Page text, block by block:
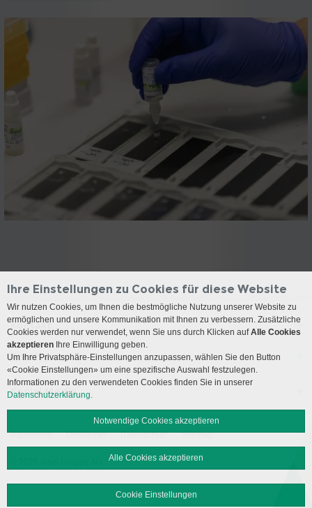
Kontakt
Anreise
Social Media
Impressum Disclaimer Datenschutz Sitemap
Ihre Einstellungen zu Cookies für diese Website
Wir nutzen Cookies, um Ihnen die bestmögliche Nutzung unserer Website zu
ermöglichen und unsere Kommunikation mit Ihnen zu verbessern. Zusätzliche
Cookies werden nur verwendet, wenn Sie uns durch Klicken aufAlle Cookies
akzeptieren Ihre Einwilligung geben.
Um Ihre Privatsphäre-Einstellungen anzupassen, wählen Sie den Button
«Cookie Einstellungen» um eine spezifische Auswahl festzulegen.
Informationen zu den verwendeten Cookies finden Sie in unserer
Datenschutzerklärung.
Notwendige Cookies akzeptieren
Alle Cookies akzeptieren
Cookie Einstellungen